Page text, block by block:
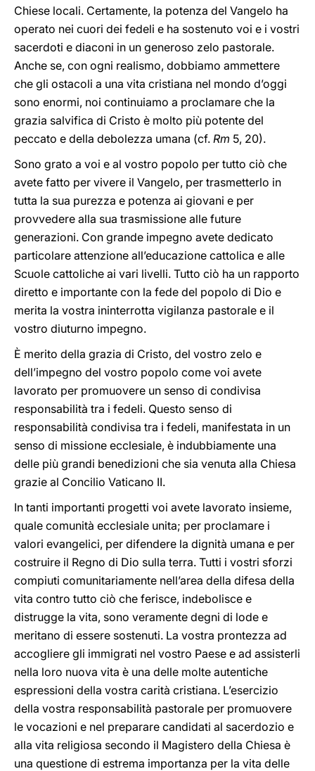
Chiese locali. Certamente, la potenza del Vangelo ha
operato nei cuori dei fedeli e ha sostenuto voi e i vostri
sacerdoti e diaconi in un generoso zelo pastorale.
Anche se, con ogni realismo, dobbiamo ammettere
che gli ostacoli a una vita cristiana nel mondo d’oggi
sono enormi, noi continuiamo a proclamare che la
grazia salvifica di Cristo è molto più potente del
peccato e della debolezza umana (cf. Rm 5, 20).
Sono grato a voi e al vostro popolo per tutto ciò che
avete fatto per vivere il Vangelo, per trasmetterlo in
tutta la sua purezza e potenza ai giovani e per
provvedere alla sua trasmissione alle future
generazioni. Con grande impegno avete dedicato
particolare attenzione all’educazione cattolica e alle
Scuole cattoliche ai vari livelli. Tutto ciò ha un rapporto
diretto e importante con la fede del popolo di Dio e
merita la vostra ininterrotta vigilanza pastorale e il
vostro diuturno impegno.
È merito della grazia di Cristo, del vostro zelo e
dell’impegno del vostro popolo come voi avete
lavorato per promuovere un senso di condivisa
responsabilità tra i fedeli. Questo senso di
responsabilità condivisa tra i fedeli, manifestata in un
senso di missione ecclesiale, è indubbiamente una
delle più grandi benedizioni che sia venuta alla Chiesa
grazie al Concilio Vaticano II.
In tanti importanti progetti voi avete lavorato insieme,
quale comunità ecclesiale unita; per proclamare i
valori evangelici, per difendere la dignità umana e per
costruire il Regno di Dio sulla terra. Tutti i vostri sforzi
compiuti comunitariamente nell’area della difesa della
vita contro tutto ciò che ferisce, indebolisce e
distrugge la vita, sono veramente degni di lode e
meritano di essere sostenuti. La vostra prontezza ad
accogliere gli immigrati nel vostro Paese e ad assisterli
nella loro nuova vita è una delle molte autentiche
espressioni della vostra carità cristiana. L’esercizio
della vostra responsabilità pastorale per promuovere
le vocazioni e nel preparare candidati al sacerdozio e
alla vita religiosa secondo il Magistero della Chiesa è
una questione di estrema importanza per la vita delle